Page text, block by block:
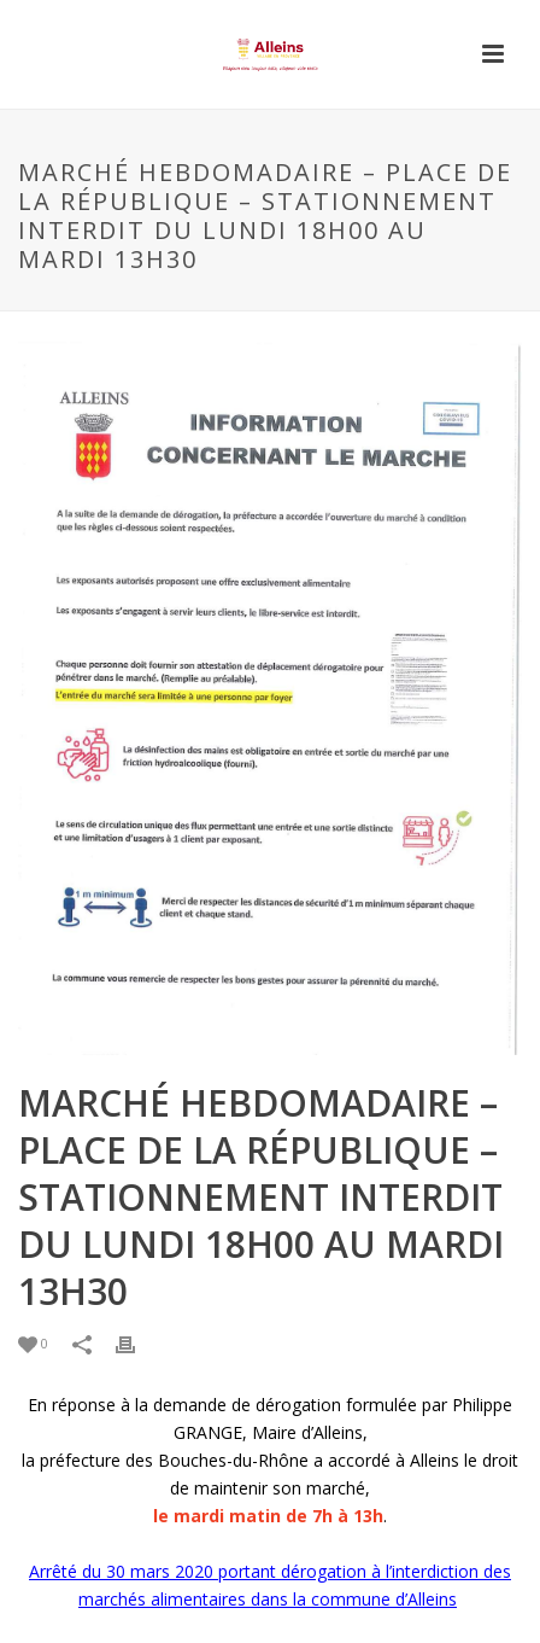
MARCHÉ HEBDOMADAIRE – PLACE DE
LA RÉPUBLIQUE – STATIONNEMENT
INTERDIT DU LUNDI 18H00 AU
MARDI 13H30
MARCHÉ HEBDOMADAIRE –
PLACE DE LA RÉPUBLIQUE –
STATIONNEMENT INTERDIT
DU LUNDI 18H00 AU MARDI
13H30
0
En réponse à la demande de dérogation formulée par Philippe
GRANGE, Maire d’Alleins,
la préfecture des Bouches-du-Rhône a accordé à Alleins le droit
de maintenir son marché,
le mardi matin de 7h à 13h.
Arrêté du 30 mars 2020 portant dérogation à l’interdiction des
marchés alimentaires dans la commune d’Alleins